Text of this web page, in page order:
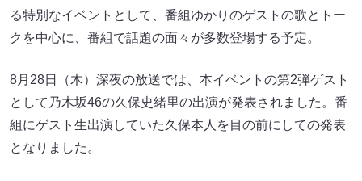
る特別なイベントとして、番組ゆかりのゲストの歌とトー
クを中心に、番組で話題の面々が多数登場する予定。
8月28日（木）深夜の放送では、本イベントの第2弾ゲスト
として乃木坂46の久保史緒里の出演が発表されました。番
組にゲスト生出演していた久保本人を目の前にしての発表
となりました。